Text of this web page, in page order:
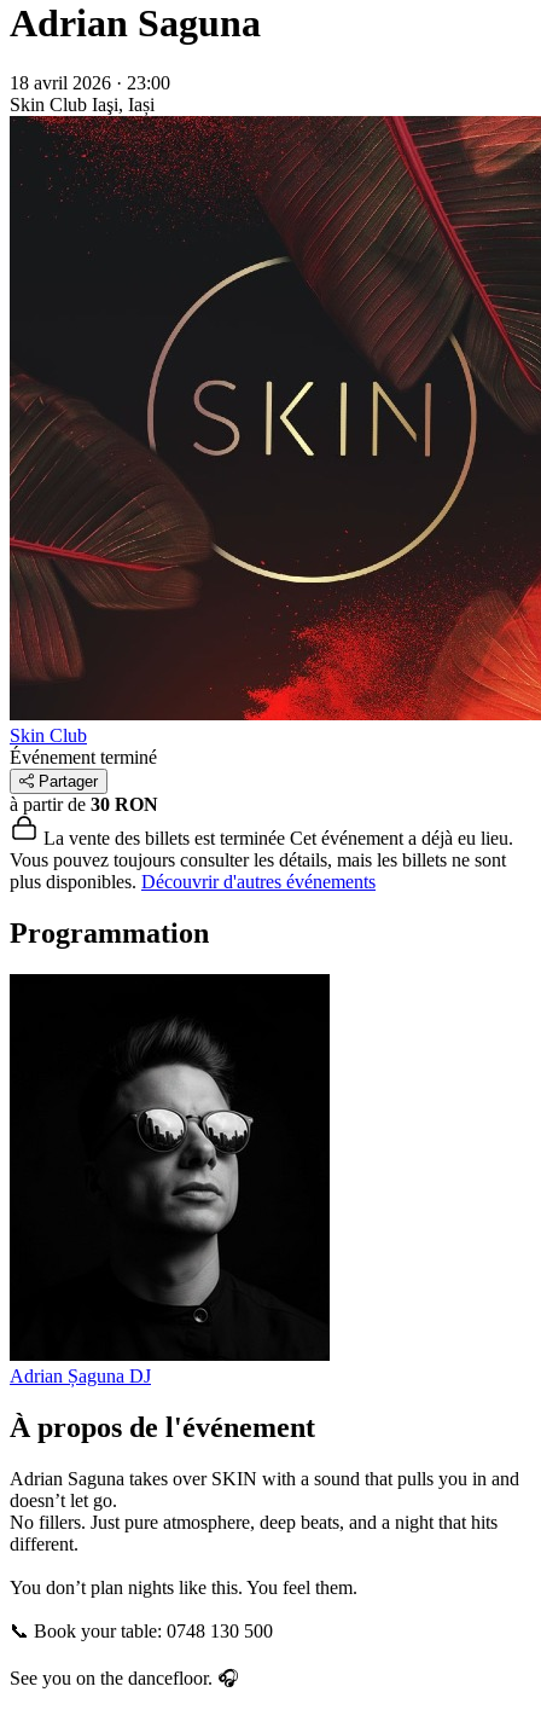
Adrian Saguna
18 avril 2026 · 23:00
Skin Club Iaşi, Iași
Skin Club
Événement terminé
Partager
à partir de 30 RON
La vente des billets est terminée Cet événement a déjà eu lieu.
Vous pouvez toujours consulter les détails, mais les billets ne sont
plus disponibles. Découvrir d'autres événements
Programmation
Adrian Șaguna DJ
À propos de l'événement
Adrian Saguna takes over SKIN with a sound that pulls you in and
doesn’t let go.
No fillers. Just pure atmosphere, deep beats, and a night that hits
different.
You don’t plan nights like this. You feel them.
📞 Book your table: 0748 130 500
See you on the dancefloor. 🎧